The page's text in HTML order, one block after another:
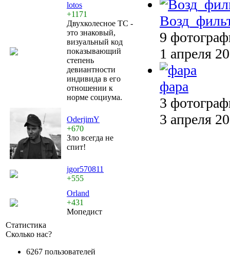
lotos
+1171
Двухколесное ТС -
это знаковый,
визуальный код
показывающий
степень
девиантности
индивида в его
отношении к
норме социума.
OderjimY
+670
Зло всегда не
спит!
jgor570811
+555
Orland
+431
Мопедист
Статистика
Сколько нас?
6267 пользователей
9
1 апреля
фара
3
3 апреля